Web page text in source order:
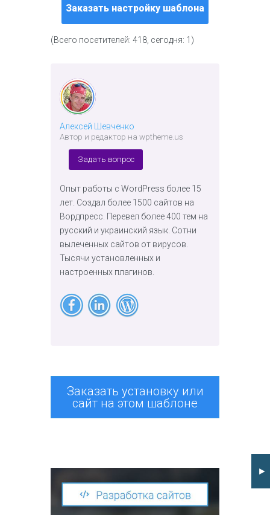
Заказать настройку шаблона
(Всего посетителей: 418, сегодня: 1)
Алексей Шевченко
Автор и редактор на wptheme.us
Задать вопрос
Опыт работы с WordPress более 15
лет. Создал более 1500 сайтов на
Вордпресс. Перевел более 400 тем на
русский и украинский язык. Сотни
вылеченных сайтов от вирусов.
Тысячи установленных и
настроенных плагинов.
Заказать установку или
сайт на этом шаблоне
►